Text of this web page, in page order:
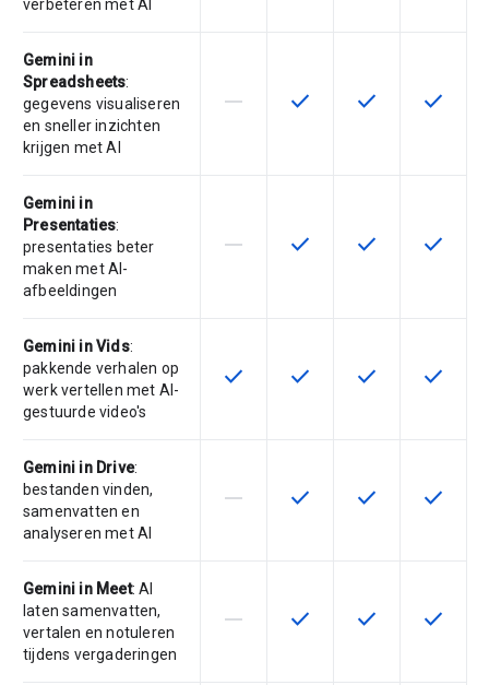
verbeteren met AI
Gemini in
Spreadsheets:
gegevens visualiseren
en sneller inzichten
krijgen met AI
Deze functie wordt niet
horizontal_rule Deze functie is
check Deze functie is
check Deze
check
Gemini in
Presentaties:
presentaties beter
maken met AI-
afbeeldingen
Deze functie wordt niet
horizontal_rule Deze functie is
check Deze functie is
check Deze
check
Gemini in Vids:
pakkende verhalen op
werk vertellen met AI-
gestuurde video's
Deze functie is beschikbaar voor
check Deze functie is
check Deze functie is
check Deze
check
Gemini in Drive:
bestanden vinden,
samenvatten en
analyseren met AI
Deze functie wordt niet
horizontal_rule Deze functie is
check Deze functie is
check Deze
check
Gemini in Meet: AI
laten samenvatten,
vertalen en notuleren
tijdens vergaderingen
Deze functie wordt niet
horizontal_rule Deze functie is
check Deze functie is
check Deze
check